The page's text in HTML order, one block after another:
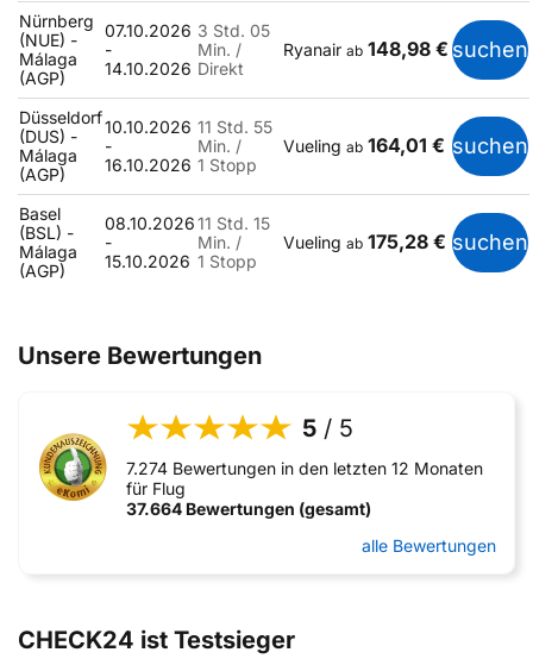
Nürnberg
(NUE) -
Málaga
(AGP)
07.10.2026
-
14.10.2026
3 Std. 05
Min. /
Direkt
Ryanair ab 148,98 € suchen
Düsseldorf
(DUS) -
Málaga
(AGP)
10.10.2026
-
16.10.2026
11 Std. 55
Min. /
1 Stopp
Vueling ab 164,01 € suchen
Basel
(BSL) -
Málaga
(AGP)
08.10.2026
-
15.10.2026
11 Std. 15
Min. /
1 Stopp
Vueling ab 175,28 € suchen
Unsere Bewertungen
5 / 5
7.274 Bewertungen in den letzten 12 Monaten
für Flug
37.664 Bewertungen (gesamt)
alle Bewertungen
CHECK24 ist Testsieger